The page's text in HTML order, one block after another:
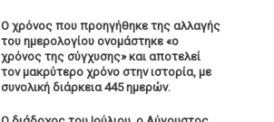
Ο χρόνος που προηγήθηκε της αλλαγής
του ημερολογίου ονομάστηκε «ο
χρόνος της σύγχυσης» και αποτελεί
τον μακρύτερο χρόνο στην ιστορία, με
συνολική διάρκεια 445 ημερών.